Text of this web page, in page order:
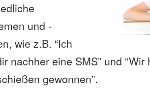
und -
wie z.B. “Ich
nachher eine SMS” und
gewonnen”.